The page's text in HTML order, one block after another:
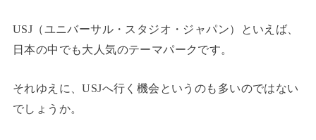
USJ（ユニバーサル・スタジオ・ジャパン）といえば、
日本の中でも大人気のテーマパークです。
それゆえに、USJへ行く機会というのも多いのではない
でしょうか。